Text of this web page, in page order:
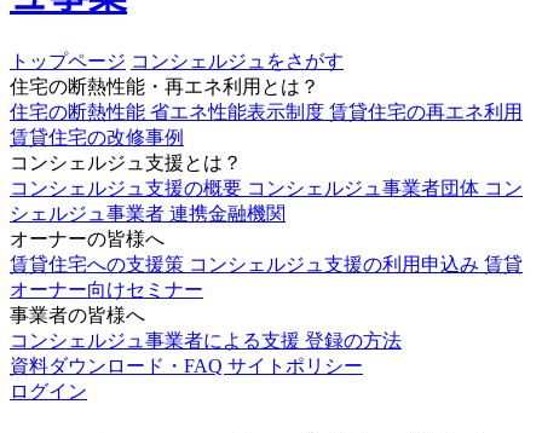
トップページ コンシェルジュをさがす
住宅の断熱性能・再エネ利用とは？
住宅の断熱性能 省エネ性能表示制度 賃貸住宅の再エネ利用
賃貸住宅の改修事例
コンシェルジュ支援とは？
コンシェルジュ支援の概要 コンシェルジュ事業者団体 コン
シェルジュ事業者 連携金融機関
オーナーの皆様へ
賃貸住宅への支援策 コンシェルジュ支援の利用申込み 賃貸
オーナー向けセミナー
事業者の皆様へ
コンシェルジュ事業者による支援 登録の方法
資料ダウンロード・FAQ サイトポリシー
ログイン